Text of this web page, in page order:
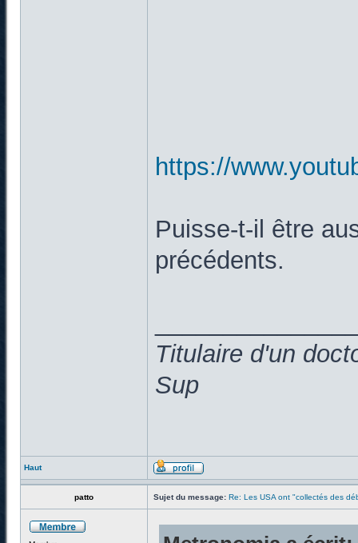
https://
Puisse-t-il être
précédents.
Titulaire d'un
Sup
Haut
patto Sujet du message: Re: Les USA ont "collectés des